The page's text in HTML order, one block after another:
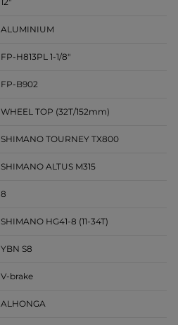
ALUMINIUM
FP-H813PL 1-1/8"
FP-B902
WHEEL TOP (32T/152mm)
SHIMANO TOURNEY TX800
SHIMANO ALTUS M315
8
SHIMANO HG41-8 (11-34T)
YBN S8
V-brake
ALHONGA